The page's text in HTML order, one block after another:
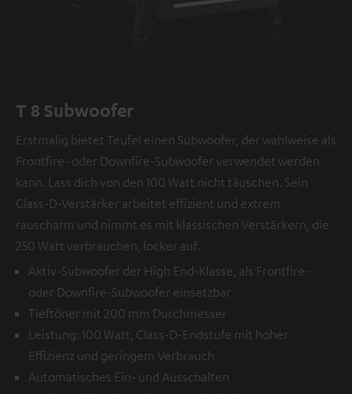
T 8 Subwoofer
Erstmalig bietet Teufel einen Subwoofer, der wahlweise als
Frontfire- oder Downfire-Subwoofer verwendet werden
kann. Lass dich von den 100 Watt nicht täuschen. Sein
Class-D-Verstärker arbeitet effizient und extrem
rauscharm und nimmt es mit klassischen Verstärkern, die
250 Watt verbrauchen, locker auf.
Aktiv-Subwoofer der High End-Klasse, als Frontfire-
oder Downfire-Subwoofer einsetzbar
Tieftöner mit 200 mm Durchmesser
Leistung: 100 Watt, Class-D-Endstufe mit hoher
Effizienz und geringem Verbrauch
Automatisches Ein- und Ausschalten